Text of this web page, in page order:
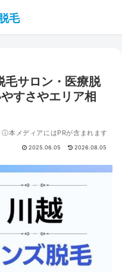
毛
毛サロン・医療脱
すさやエリア相
ⓘ本メディアにはPRが含まれます
2025.06.05 2026.08.05